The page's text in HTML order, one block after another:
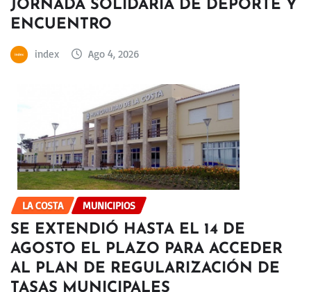
JORNADA SOLIDARIA DE DEPORTE Y
ENCUENTRO
index Ago 4, 2026
LA COSTA MUNICIPIOS
SE EXTENDIÓ HASTA EL 14 DE
AGOSTO EL PLAZO PARA ACCEDER
AL PLAN DE REGULARIZACIÓN DE
TASAS MUNICIPALES